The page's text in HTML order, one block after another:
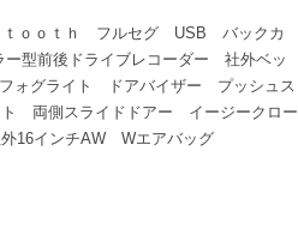
ｏｏｔｈ フルセグ USB バックカ
前後ドライブレコーダー 社外ベッ
ォグライト ドアバイザー プッシュス
両側スライドドアー イージークロー
インチAW Wエアバッグ